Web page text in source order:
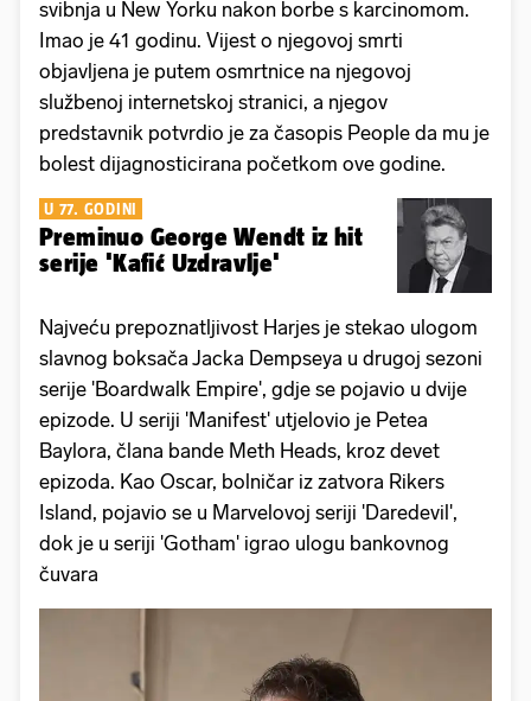
svibnja u New Yorku nakon borbe s karcinomom.
Imao je 41 godinu. Vijest o njegovoj smrti
objavljena je putem osmrtnice na njegovoj
službenoj internetskoj stranici, a njegov
predstavnik potvrdio je za časopis People da mu je
bolest dijagnosticirana početkom ove godine.
U 77. GODINI
Preminuo George Wendt iz hit
serije 'Kafić Uzdravlje'
Najveću prepoznatljivost Harjes je stekao ulogom
slavnog boksača Jacka Dempseya u drugoj sezoni
serije 'Boardwalk Empire', gdje se pojavio u dvije
epizode. U seriji 'Manifest' utjelovio je Petea
Baylora, člana bande Meth Heads, kroz devet
epizoda. Kao Oscar, bolničar iz zatvora Rikers
Island, pojavio se u Marvelovoj seriji 'Daredevil',
dok je u seriji 'Gotham' igrao ulogu bankovnog
čuvara